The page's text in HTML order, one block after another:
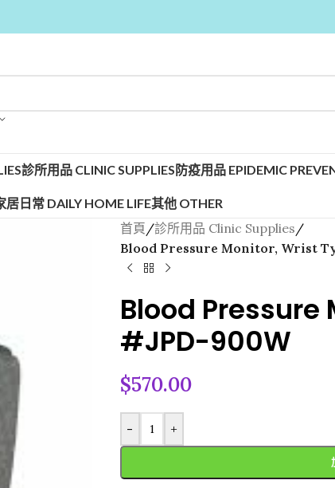
診所用品 CLINIC SUPPLIES防疫用品 EPIDEMIC
居日常 DAILY HOME LIFE其他 OTHER
首頁/診所用品 Clinic Supplies/
Blood Pressure Monitor, Wrist
Blood
#JPD-900W
$570.00
- +